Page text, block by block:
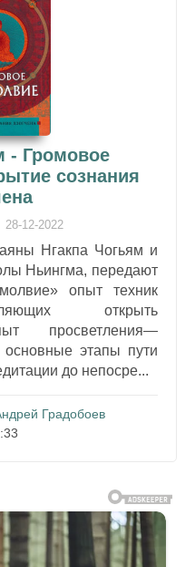
- Громовое
сознания
28-12-2022
Нгакпа Чогьям и
Ньингма, передают
опыт техник
открыть
просветления—
этапы пути
до непосре...
Градобоев